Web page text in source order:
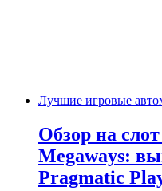
Лучшие игровые
Обзор на
Megaways:
Pragmatic